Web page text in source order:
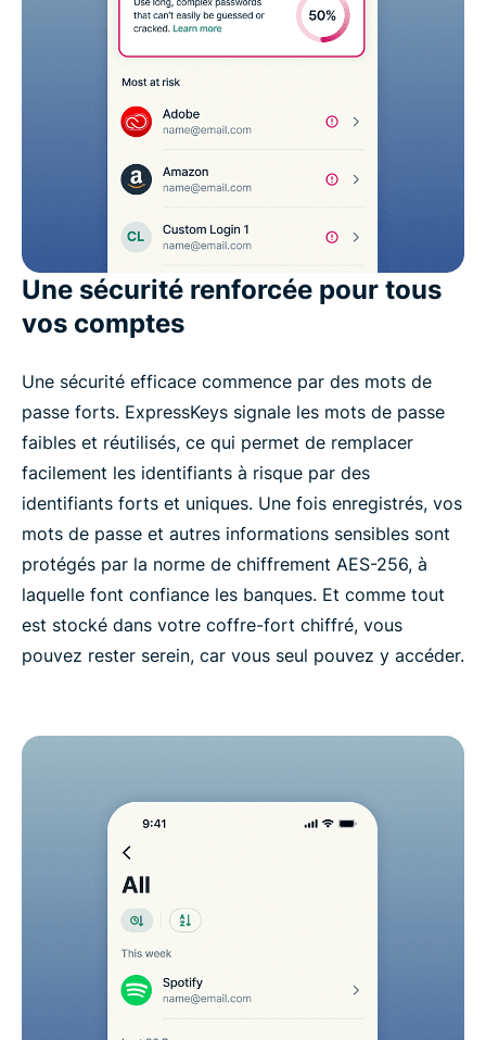
Une sécurité renforcée pour tous
vos comptes
Une sécurité efficace commence par des mots de
passe forts. ExpressKeys signale les mots de passe
faibles et réutilisés, ce qui permet de remplacer
facilement les identifiants à risque par des
identifiants forts et uniques. Une fois enregistrés, vos
mots de passe et autres informations sensibles sont
protégés par la norme de chiffrement AES-256, à
laquelle font confiance les banques. Et comme tout
est stocké dans votre coffre-fort chiffré, vous
pouvez rester serein, car vous seul pouvez y accéder.